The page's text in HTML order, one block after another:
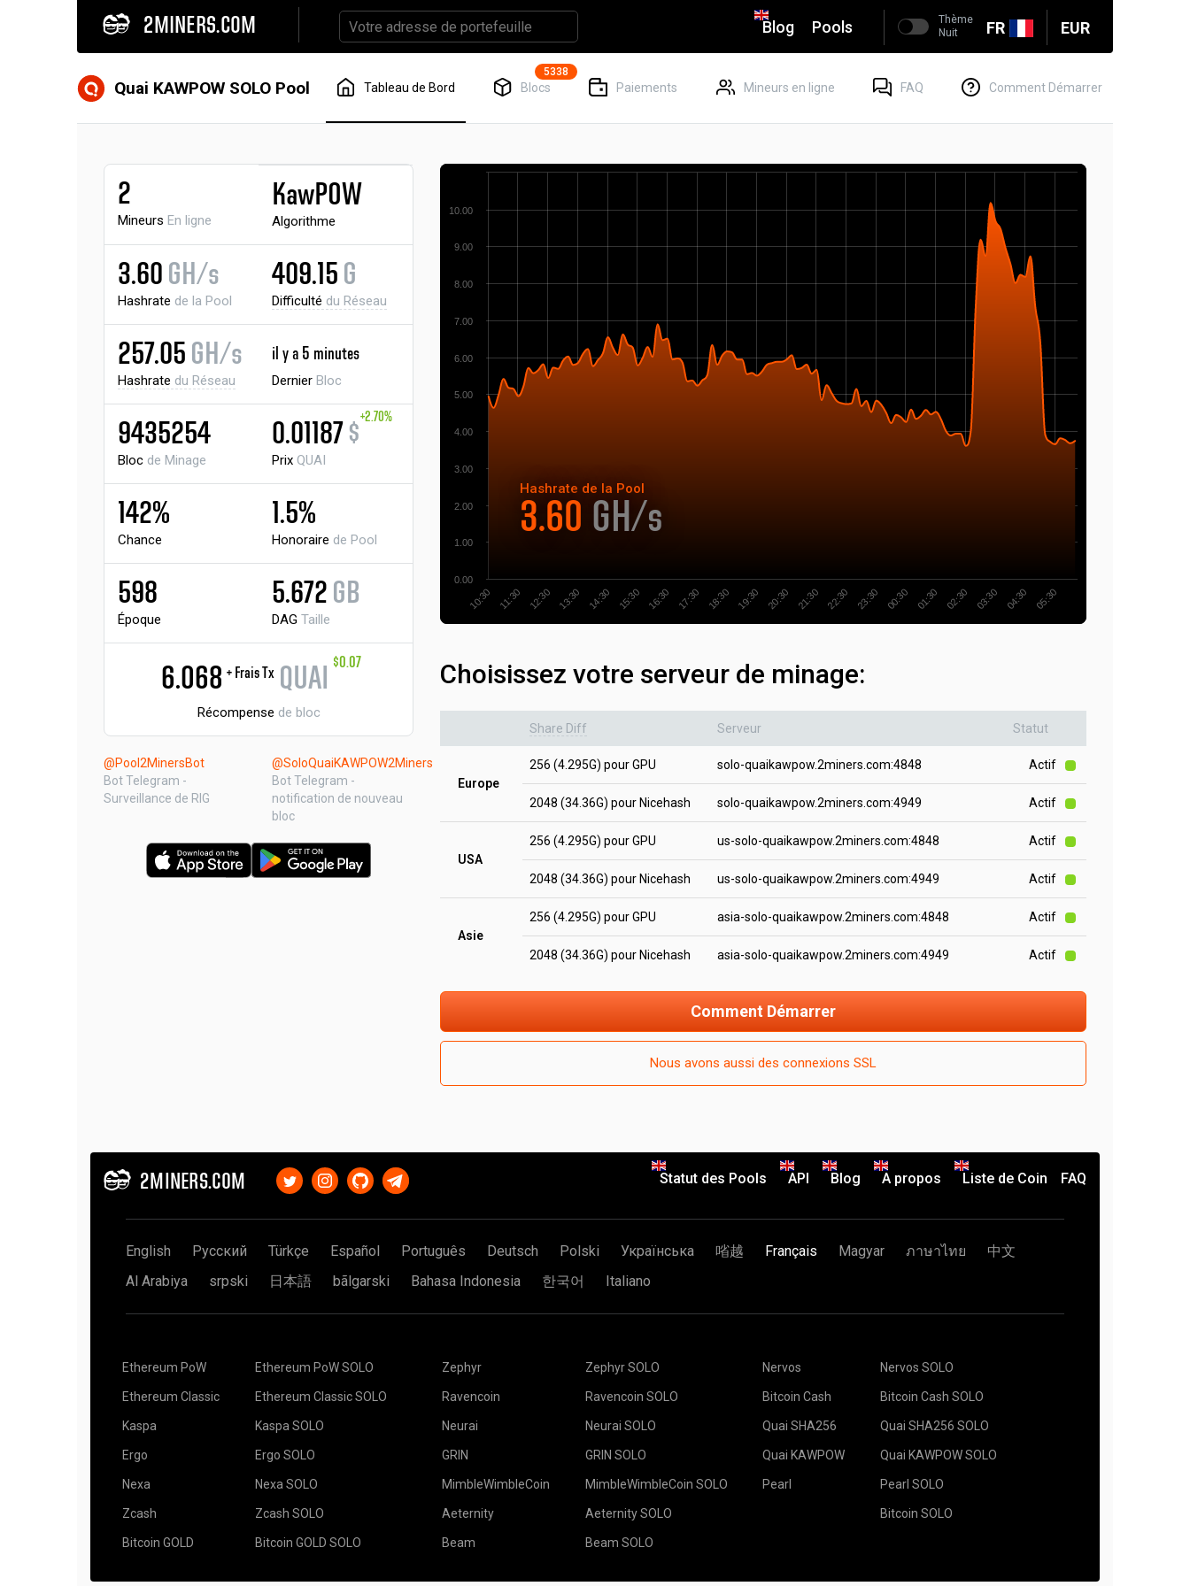
2MINERS.COM FR EUR
Blog Pools
Thème
Nuit
Quai KAWPOW SOLO Pool Tableau de Bord Blocs
5338
Paiements Mineurs en ligne FAQ Comment Démarrer
2
Mineurs En ligne
KawPOW
Algorithme
3.60 GH/s
Hashrate de la Pool
409.15 G
Difficulté du Réseau
257.05 GH/s
Hashrate du Réseau
il y a 5 minutes
Dernier Bloc
9435254
Bloc de Minage
0.01187$
+2.70%
Prix QUAI
142%
Chance
1.5%
Honoraire de Pool
598
Époque
5.672 GB
DAG Taille
6.068 + Frais Tx QUAI
$0.07
Récompense de bloc
@Pool2MinersBot
Bot Telegram -
Surveillance de RIG
@SoloQuaiKAWPOW2Miners
Bot Telegram -
notification de nouveau
bloc
Hashrate de la Pool
3.60 GH/s
10:30 11:30 12:30 13:30 14:30 15:30 16:30 17:30 18:30 19:30 20:30 21:30 22:30 23:30 00:30 01:30 02:30 03:30 04:30 05:30
0.00
1.00
2.00
3.00
4.00
5.00
6.00
7.00
8.00
9.00
10.00
Choisissez votre serveur de minage:
Share Diff Serveur Statut
Europe
256 (4.295G) pour GPU solo-quaikawpow.2miners.com:4848 Actif
2048 (34.36G) pour Nicehash solo-quaikawpow.2miners.com:4949 Actif
USA
256 (4.295G) pour GPU us-solo-quaikawpow.2miners.com:4848 Actif
2048 (34.36G) pour Nicehash us-solo-quaikawpow.2miners.com:4949 Actif
Asie
256 (4.295G) pour GPU asia-solo-quaikawpow.2miners.com:4848 Actif
2048 (34.36G) pour Nicehash asia-solo-quaikawpow.2miners.com:4949 Actif
Comment Démarrer
Nous avons aussi des connexions SSL
2MINERS.COM Statut des Pools API Blog A propos Liste de Coin FAQ
English Русский Türkçe Español Português Deutsch Polski Українська 㗂越 Français Magyar ภาษาไทย
中文
Al Arabiya
srpski 日本語 bãlgarski Bahasa Indonesia 한국어 Italiano
Ethereum PoW
Ethereum Classic
Kaspa
Ergo
Nexa
Zcash
Bitcoin GOLD
Ethereum PoW SOLO
Ethereum Classic SOLO
Kaspa SOLO
Ergo SOLO
Nexa SOLO
Zcash SOLO
Bitcoin GOLD SOLO
Zephyr
Ravencoin
Neurai
GRIN
MimbleWimbleCoin
Aeternity
Beam
Zephyr SOLO
Ravencoin SOLO
Neurai SOLO
GRIN SOLO
MimbleWimbleCoin SOLO
Aeternity SOLO
Beam SOLO
Nervos
Bitcoin Cash
Quai SHA256
Quai KAWPOW
Pearl
Nervos SOLO
Bitcoin Cash SOLO
Quai SHA256 SOLO
Quai KAWPOW SOLO
Pearl SOLO
Bitcoin SOLO